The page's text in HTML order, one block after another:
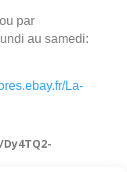
par
au samedi:
La-